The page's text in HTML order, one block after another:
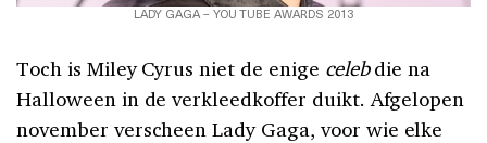
LADY GAGA – YOU TUBE AWARDS 2013
Toch is Miley Cyrus niet de enige celebdie na
Halloween in de verkleedkoffer duikt. Afgelopen
november verscheen Lady Gaga, voor wie elke